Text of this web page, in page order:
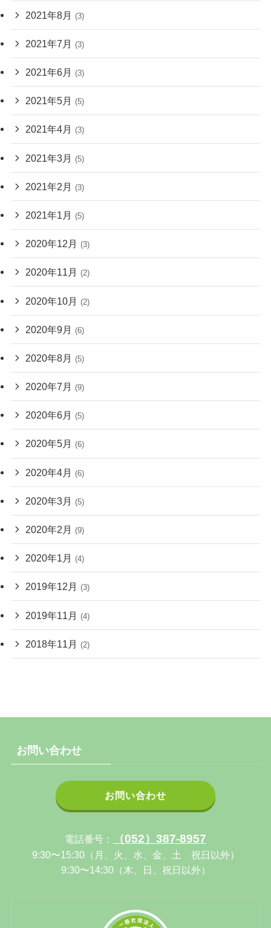
2021年8月 (3)
2021年7月 (3)
2021年6月 (3)
2021年5月 (5)
2021年4月 (3)
2021年3月 (5)
2021年2月 (3)
2021年1月 (5)
2020年12月 (3)
2020年11月 (2)
2020年10月 (2)
2020年9月 (6)
2020年8月 (5)
2020年7月 (9)
2020年6月 (5)
2020年5月 (6)
2020年4月 (6)
2020年3月 (5)
2020年2月 (9)
2020年1月 (4)
2019年12月 (3)
2019年11月 (4)
2018年11月 (2)
お問い合わせ
お問い合わせ
電話番号： （052）387-8957
9:30〜15:30（月、火、水、金、土 祝日以外）
9:30〜14:30（木、日、祝日以外）